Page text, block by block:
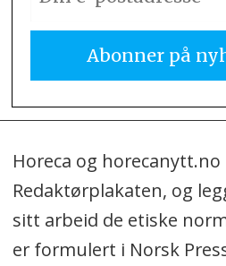
Horeca og
Redaktørplakaten, og
sitt arbeid de etiske
er formulert i Norsk